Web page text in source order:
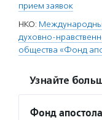
прием заявок
НКО:
духовно-
общества «Фонд
Узнайте
Фонд